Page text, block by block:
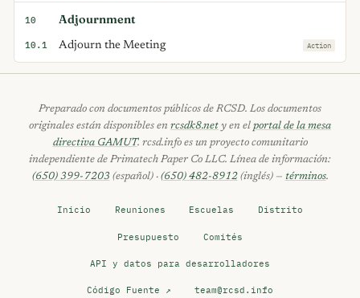
10 Adjournment
10.1 Adjourn the Meeting Action
Preparado con documentos públicos de RCSD. Los documentos
originales están disponibles en rcsdk8.net y en el portal de la mesa
directiva GAMUT. rcsd.info es un proyecto comunitario
independiente de Primatech Paper Co LLC. Línea de información:
(650) 399-7203 (español) · (650) 482-8912(inglés) — términos.
Inicio Reuniones Escuelas Distrito
Presupuesto Comités
API y datos para desarrolladores
Código Fuente ↗ team@rcsd.info